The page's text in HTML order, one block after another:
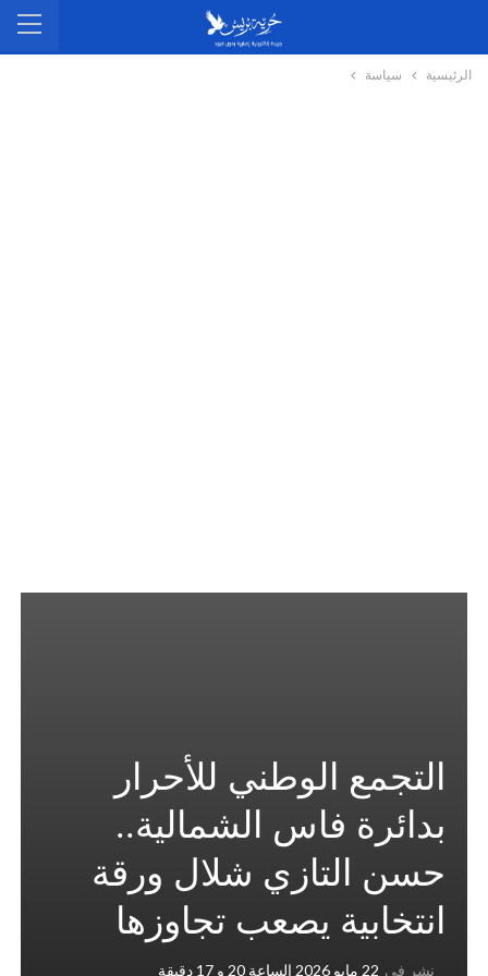
الرئيسية سياسة
التجمع الوطني للأحرار
بدائرة فاس الشمالية..
حسن التازي شلال ورقة
انتخابية يصعب تجاوزها
نشر في 22 مايو 2026 الساعة 20 و 17 دقيقة